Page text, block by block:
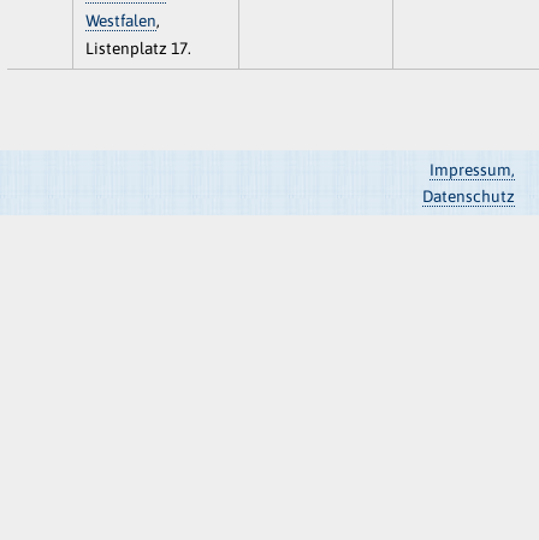
Westfalen,
Listenplatz 17.
Impressum,
Datenschutz